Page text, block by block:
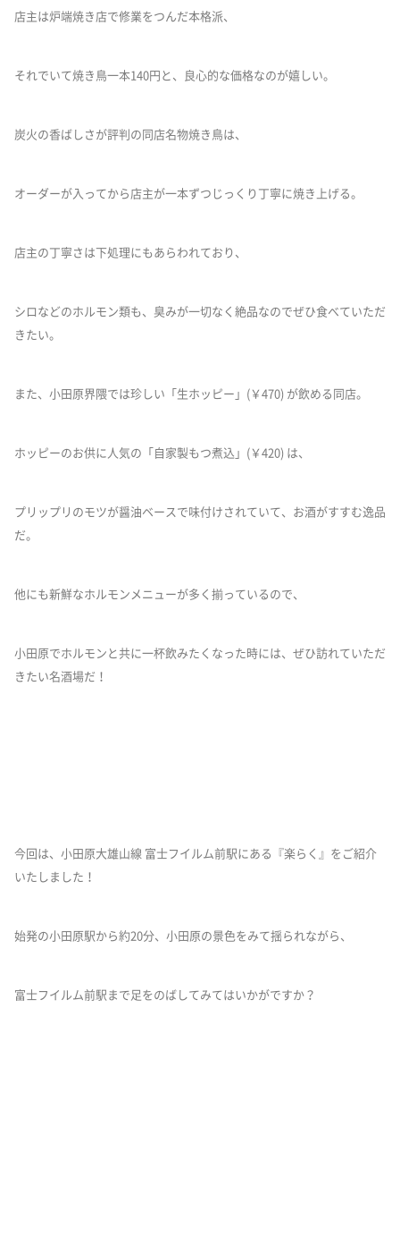
店主は炉端焼き店で修業をつんだ本格派、
それでいて焼き鳥一本140円と、良心的な価格なのが嬉しい。
炭火の香ばしさが評判の同店名物焼き鳥は、
オーダーが入ってから店主が一本ずつじっくり丁寧に焼き上げる。
店主の丁寧さは下処理にもあらわれており、
シロなどのホルモン類も、臭みが一切なく絶品なのでぜひ食べていただ
きたい。
また、小田原界隈では珍しい「生ホッピー」(￥470) が飲める同店。
ホッピーのお供に人気の「自家製もつ煮込」(￥420) は、
プリップリのモツが醤油ベースで味付けされていて、お酒がすすむ逸品
だ。
他にも新鮮なホルモンメニューが多く揃っているので、
小田原でホルモンと共に一杯飲みたくなった時には、ぜひ訪れていただ
きたい名酒場だ！
今回は、小田原大雄山線 富士フイルム前駅にある『楽らく』をご紹介
いたしました！
始発の小田原駅から約20分、小田原の景色をみて揺られながら、
富士フイルム前駅まで足をのばしてみてはいかがですか？